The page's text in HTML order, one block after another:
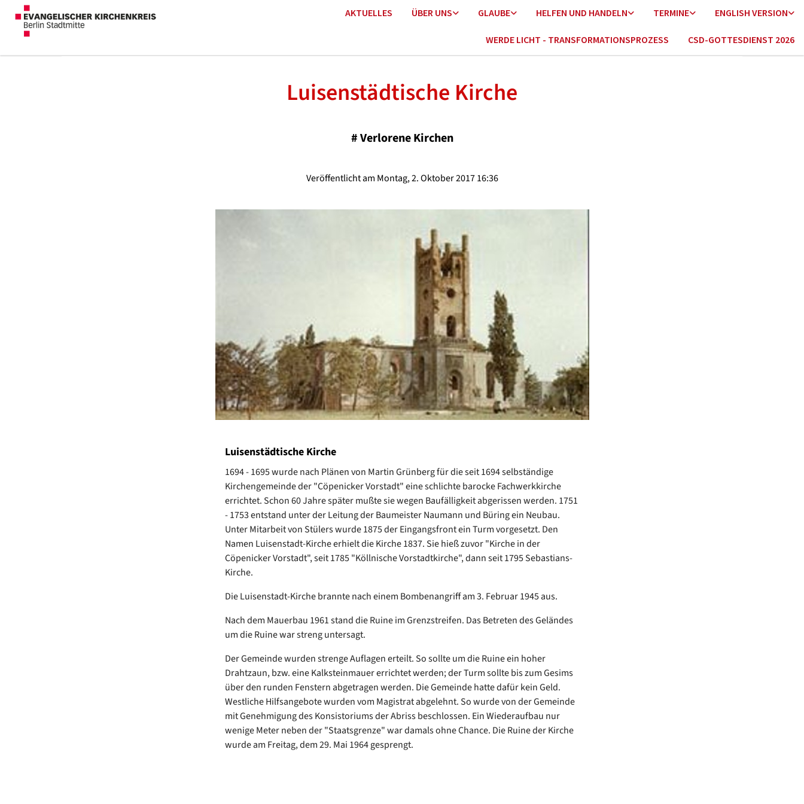
AKTUELLES ÜBER UNS GLAUBE HELFEN UND HANDELN TERMINE ENGLISH VERSION
WERDE LICHT - TRANSFORMATIONSPROZESS CSD-GOTTESDIENST 2026
Luisenstädtische Kirche
#Verlorene Kirchen
Veröffentlicht am Montag, 2. Oktober 2017 16:36
Luisenstädtische Kirche
1694 - 1695 wurde nach Plänen von Martin Grünberg für die seit 1694 selbständige
Kirchengemeinde der "Cöpenicker Vorstadt" eine schlichte barocke Fachwerkkirche
errichtet. Schon 60 Jahre später mußte sie wegen Baufälligkeit abgerissen werden. 1751
- 1753 entstand unter der Leitung der Baumeister Naumann und Büring ein Neubau.
Unter Mitarbeit von Stülers wurde 1875 der Eingangsfront ein Turm vorgesetzt. Den
Namen Luisenstadt-Kirche erhielt die Kirche 1837. Sie hieß zuvor "Kirche in der
Cöpenicker Vorstadt", seit 1785 "Köllnische Vorstadtkirche", dann seit 1795 Sebastians-
Kirche.
Die Luisenstadt-Kirche brannte nach einem Bombenangriff am 3. Februar 1945 aus.
Nach dem Mauerbau 1961 stand die Ruine im Grenzstreifen. Das Betreten des Geländes
um die Ruine war streng untersagt.
Der Gemeinde wurden strenge Auflagen erteilt. So sollte um die Ruine ein hoher
Drahtzaun, bzw. eine Kalksteinmauer errichtet werden; der Turm sollte bis zum Gesims
über den runden Fenstern abgetragen werden. Die Gemeinde hatte dafür kein Geld.
Westliche Hilfsangebote wurden vom Magistrat abgelehnt. So wurde von der Gemeinde
mit Genehmigung des Konsistoriums der Abriss beschlossen. Ein Wiederaufbau nur
wenige Meter neben der "Staatsgrenze" war damals ohne Chance. Die Ruine der Kirche
wurde am Freitag, dem 29. Mai 1964 gesprengt.